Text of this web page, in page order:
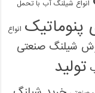
انواع شیلنگ آب با تحمل
پنوماتیک انواع
شیلنگ صنعتی
تولید